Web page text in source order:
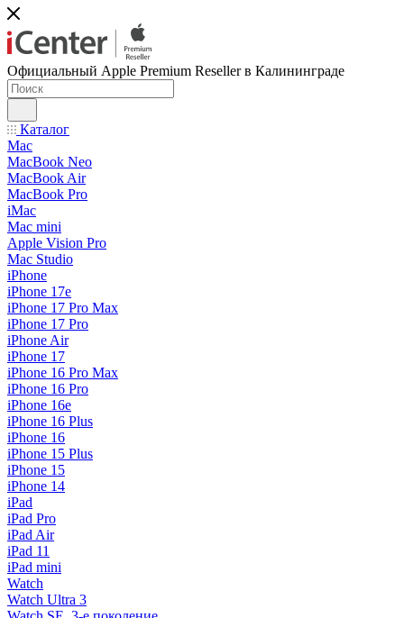
Официальный Apple Premium Reseller в Калининграде
Каталог
Mac
MacBook Neo
MacBook Air
MacBook Pro
iMac
Mac mini
Apple Vision Pro
Mac Studio
iPhone
iPhone 17e
iPhone 17 Pro Max
iPhone 17 Pro
iPhone Air
iPhone 17
iPhone 16 Pro Max
iPhone 16 Pro
iPhone 16e
iPhone 16 Plus
iPhone 16
iPhone 15 Plus
iPhone 15
iPhone 14
iPad
iPad Pro
iPad Air
iPad 11
iPad mini
Watch
Watch Ultra 3